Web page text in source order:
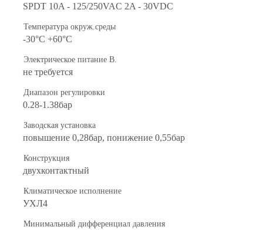
SPDT 10A - 125/250VAC 2A - 30VDC
Температура окруж.среды
-30°С +60°С
Электрическое питание В.
не требуется
Диапазон регулировки
0.28-1.38бар
Заводская установка
повышение 0,28бар, понижение 0,55бар
Конструкция
двухконтактный
Климатическое исполнение
УХЛ4
Минимальный дифференциал давления